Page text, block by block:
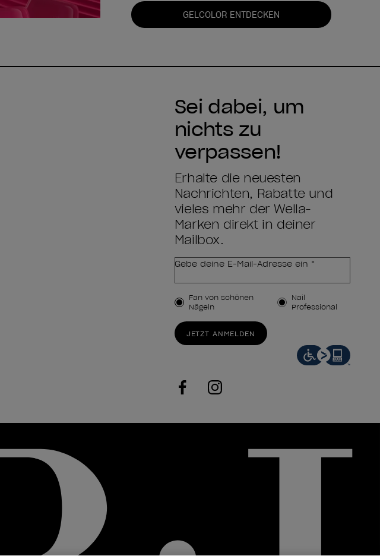
GELCOLOR ENTDECKEN
Sei dabei, um
nichts zu
verpassen!
Erhalte die neuesten
Nachrichten, Rabatte und
vieles mehr der Wella-
Marken direkt in deiner
Mailbox.
Gebe deine E-Mail-Adresse ein *
Kundenart
Fan von schönen
Nägeln
Nail
Professional
JETZT ANMELDEN